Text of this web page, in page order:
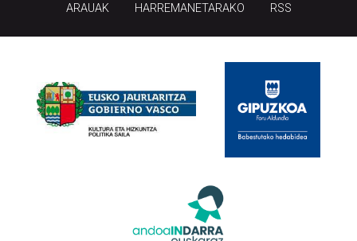
ARAUAK HARREMANETARAKO RSS